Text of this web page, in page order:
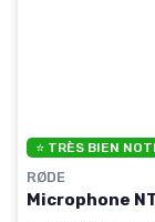
⭐ TRÈS BIEN
RØDE
Microphone